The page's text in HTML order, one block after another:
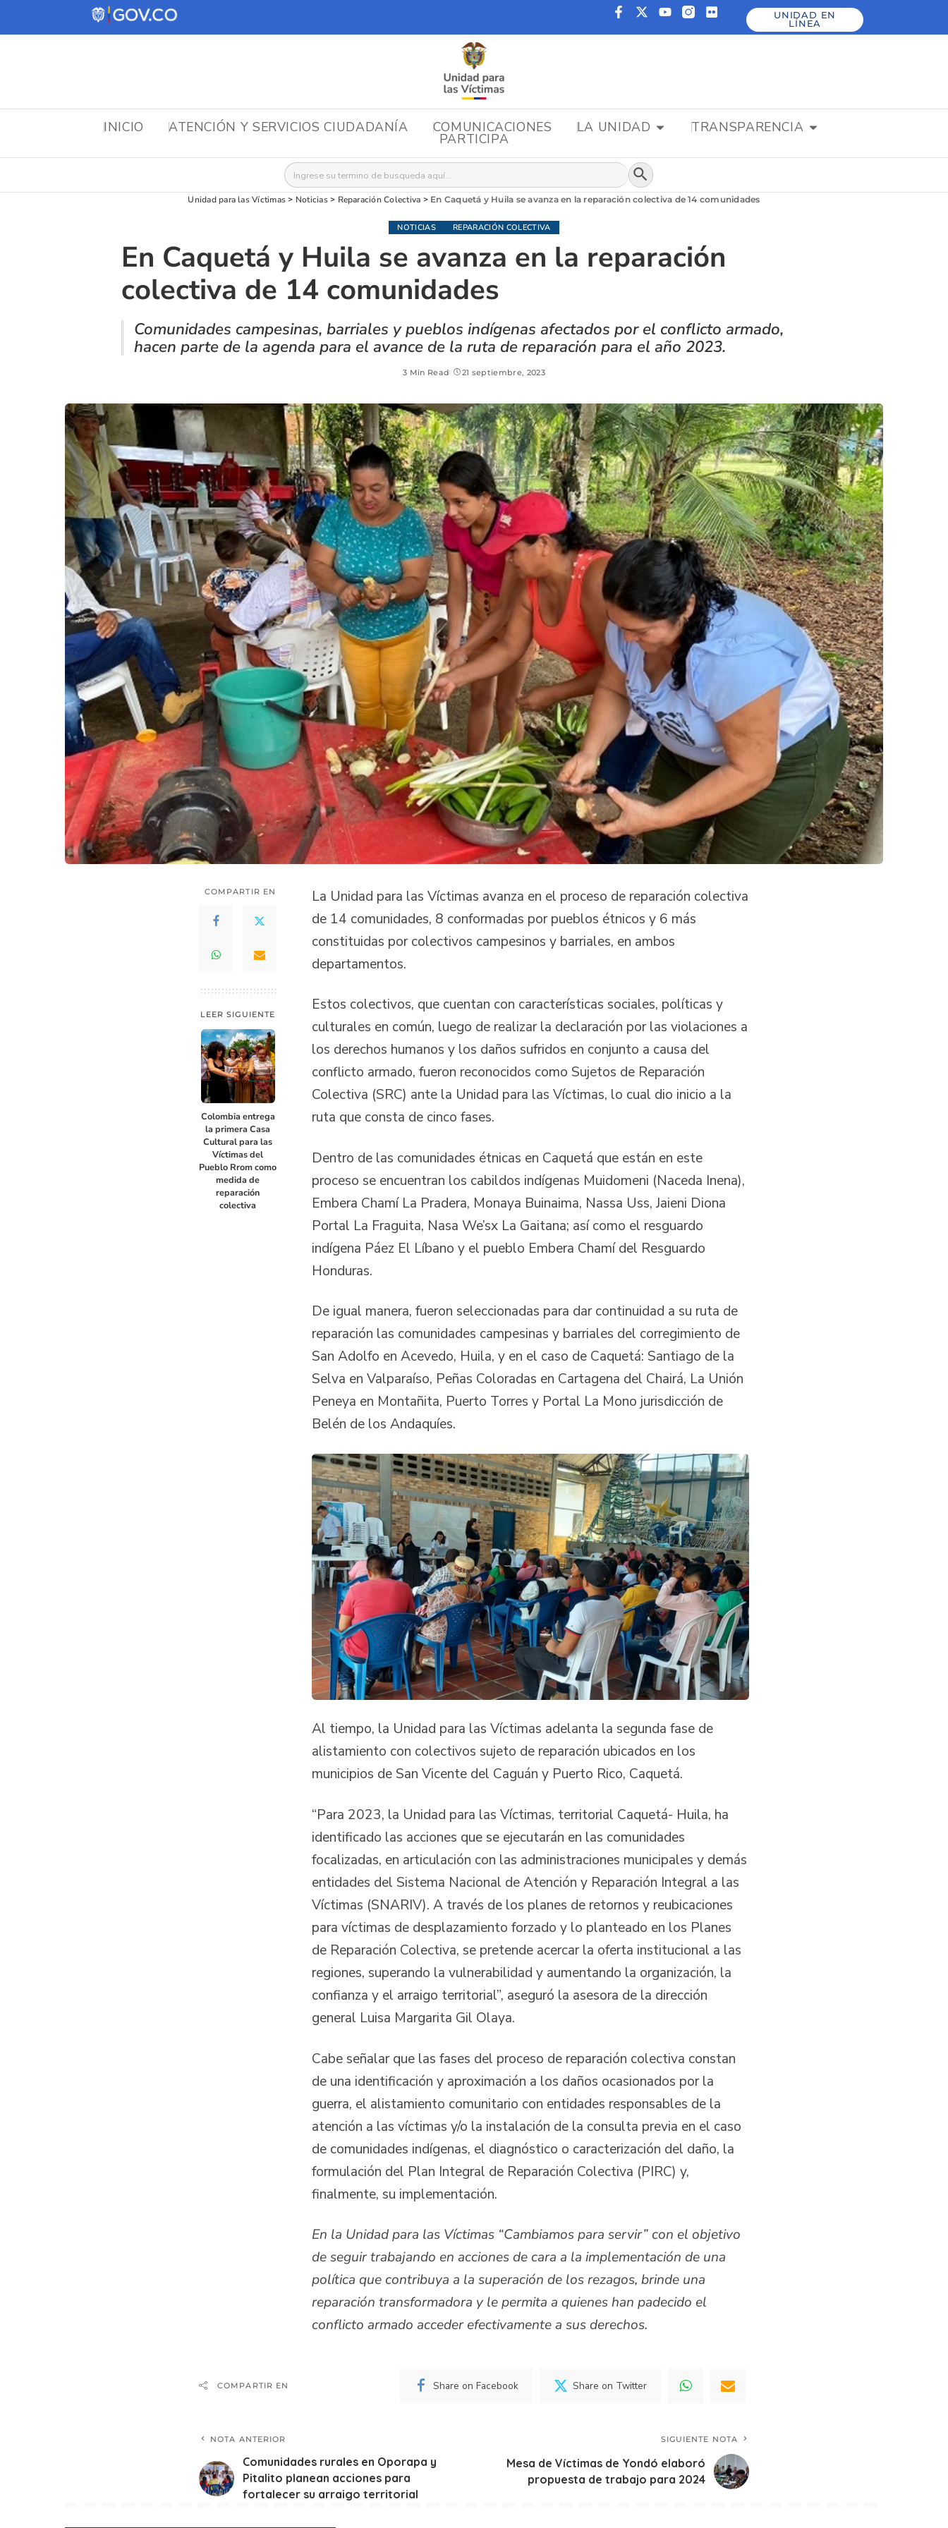
UNIDAD EN
LÍNEA
INICIO ATENCIÓN Y SERVICIOS CIUDADANÍA COMUNICACIONES LA UNIDAD TRANSPARENCIA
PARTICIPA
Buscar: Botón de búsqueda
Unidad para las Víctimas > Noticias> Reparación Colectiva > En Caquetá y Huila se avanza en la reparación colectiva de 14 comunidades
NOTICIAS REPARACIÓN COLECTIVA
En Caquetá y Huila se avanza en la reparación
colectiva de 14 comunidades
Comunidades campesinas, barriales y pueblos indígenas afectados por el conflicto armado,
hacen parte de la agenda para el avance de la ruta de reparación para el año 2023.
3 Min Read 21 septiembre, 2023
COMPARTIR EN
LEER SIGUIENTE
Colombia entrega
la primera Casa
Cultural para las
Víctimas del
Pueblo Rrom como
medida de
reparación
colectiva
La Unidad para las Víctimas avanza en el proceso de reparación colectiva
de 14 comunidades, 8 conformadas por pueblos étnicos y 6 más
constituidas por colectivos campesinos y barriales, en ambos
departamentos.
Estos colectivos, que cuentan con características sociales, políticas y
culturales en común, luego de realizar la declaración por las violaciones a
los derechos humanos y los daños sufridos en conjunto a causa del
conflicto armado, fueron reconocidos como Sujetos de Reparación
Colectiva (SRC) ante la Unidad para las Víctimas, lo cual dio inicio a la
ruta que consta de cinco fases.
Dentro de las comunidades étnicas en Caquetá que están en este
proceso se encuentran los cabildos indígenas Muidomeni (Naceda Inena),
Embera Chamí La Pradera, Monaya Buinaima, Nassa Uss, Jaieni Diona
Portal La Fraguita, Nasa We’sx La Gaitana; así como el resguardo
indígena Páez El Líbano y el pueblo Embera Chamí del Resguardo
Honduras.
De igual manera, fueron seleccionadas para dar continuidad a su ruta de
reparación las comunidades campesinas y barriales del corregimiento de
San Adolfo en Acevedo, Huila, y en el caso de Caquetá: Santiago de la
Selva en Valparaíso, Peñas Coloradas en Cartagena del Chairá, La Unión
Peneya en Montañita, Puerto Torres y Portal La Mono jurisdicción de
Belén de los Andaquíes.
Al tiempo, la Unidad para las Víctimas adelanta la segunda fase de
alistamiento con colectivos sujeto de reparación ubicados en los
municipios de San Vicente del Caguán y Puerto Rico, Caquetá.
“Para 2023, la Unidad para las Víctimas, territorial Caquetá- Huila, ha
identificado las acciones que se ejecutarán en las comunidades
focalizadas, en articulación con las administraciones municipales y demás
entidades del Sistema Nacional de Atención y Reparación Integral a las
Víctimas (SNARIV). A través de los planes de retornos y reubicaciones
para víctimas de desplazamiento forzado y lo planteado en los Planes
de Reparación Colectiva, se pretende acercar la oferta institucional a las
regiones, superando la vulnerabilidad y aumentando la organización, la
confianza y el arraigo territorial”, aseguró la asesora de la dirección
general Luisa Margarita Gil Olaya.
Cabe señalar que las fases del proceso de reparación colectiva constan
de una identificación y aproximación a los daños ocasionados por la
guerra, el alistamiento comunitario con entidades responsables de la
atención a las víctimas y/o la instalación de la consulta previa en el caso
de comunidades indígenas, el diagnóstico o caracterización del daño, la
formulación del Plan Integral de Reparación Colectiva (PIRC) y,
finalmente, su implementación.
En la Unidad para las Víctimas “Cambiamos para servir” con el objetivo
de seguir trabajando en acciones de cara a la implementación de una
política que contribuya a la superación de los rezagos, brinde una
reparación transformadora y le permita a quienes han padecido el
conflicto armado acceder efectivamente a sus derechos.
COMPARTIR EN Share on Facebook Share on Twitter
NOTA ANTERIOR
Comunidades rurales en Oporapa y
Pitalito planean acciones para
fortalecer su arraigo territorial
SIGUIENTE NOTA
Mesa de Víctimas de Yondó elaboró
propuesta de trabajo para 2024